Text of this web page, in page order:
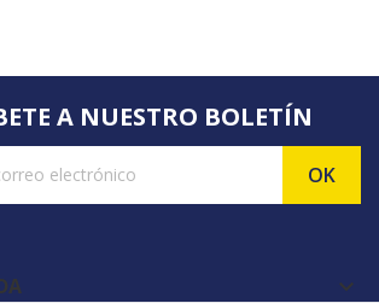
A NUESTRO BOLETÍN
